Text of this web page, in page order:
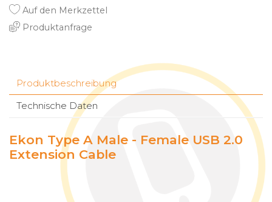
Auf den Merkzettel
Produktanfrage
Produktbeschreibung
Technische Daten
Ekon Type A Male - Female USB 2.0
Extension Cable